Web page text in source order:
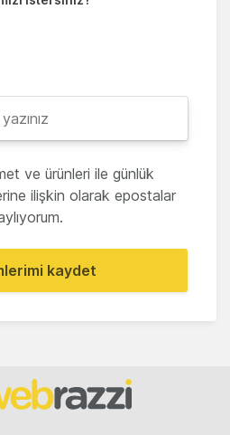
ve ürünleri ile günlük
ilişkin olarak epostalar
kaydet